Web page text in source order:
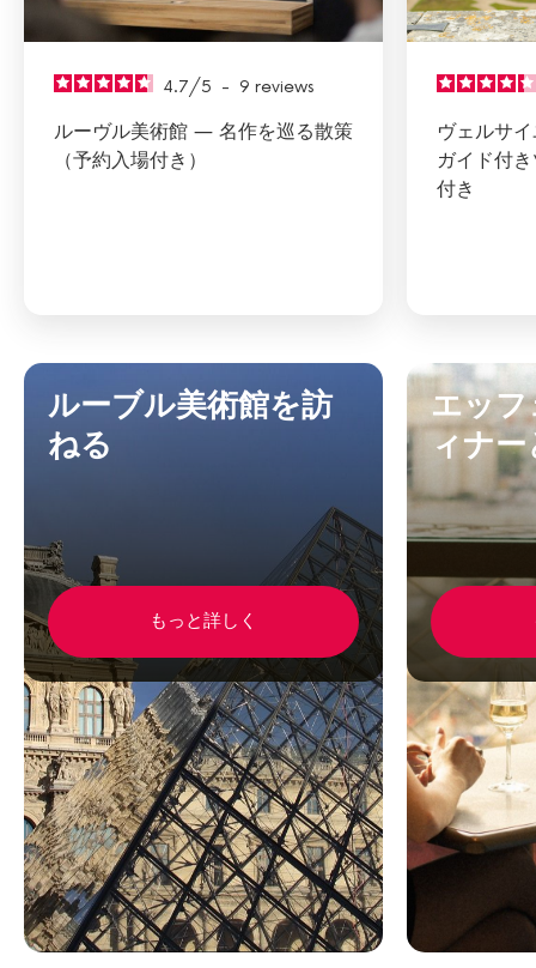
4.7/5 - 9 reviews
ルーヴル美術館 ― 名作を巡る散策
（予約入場付き）
ヴェルサ
ガイド付
付き
ルーブル美術館を訪
ねる
もっと詳しく
エッ
ィナ